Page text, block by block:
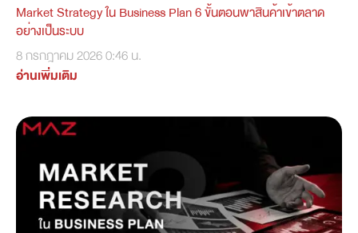
Market Strategy ใน Business Plan 6 ขั้นตอนพาสินค้าเข้าตลาด
อย่างเป็นระบบ
8 กรกฎาคม 20260:46 น.
อ่านเพิ่มเติม